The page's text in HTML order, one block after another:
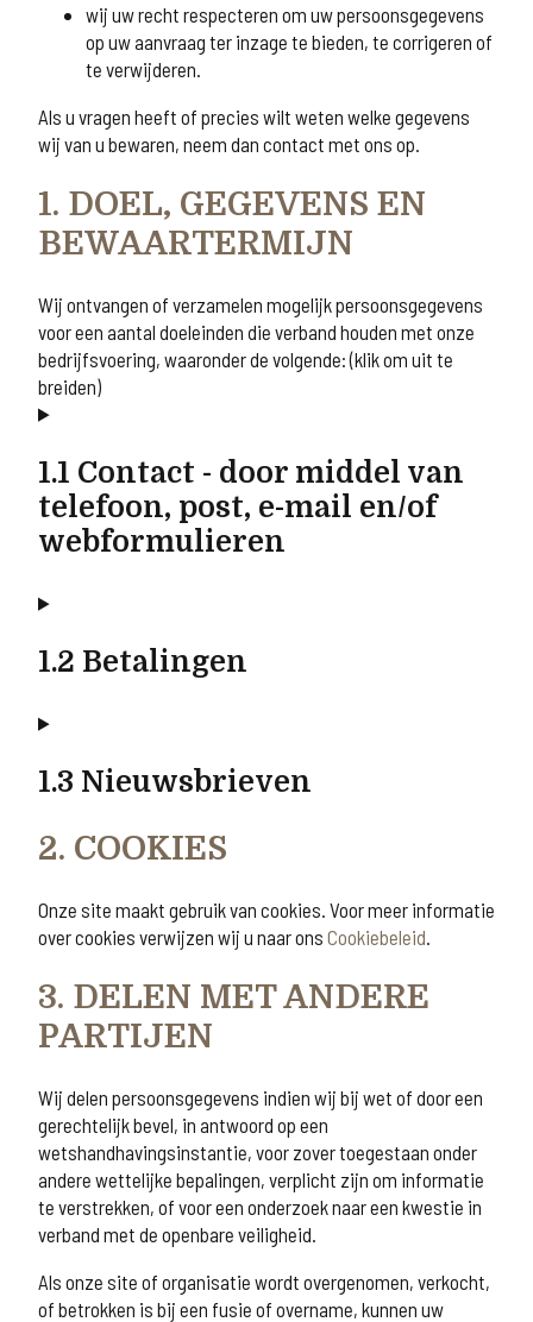
wij uw recht respecteren om uw persoonsgegevens
op uw aanvraag ter inzage te bieden, te corrigeren of
te verwijderen.
Als u vragen heeft of precies wilt weten welke gegevens
wij van u bewaren, neem dan contact met ons op.
1. DOEL, GEGEVENS EN
BEWAARTERMIJN
Wij ontvangen of verzamelen mogelijk persoonsgegevens
voor een aantal doeleinden die verband houden met onze
bedrijfsvoering, waaronder de volgende: (klik om uit te
breiden)
1.1 Contact - door middel van
telefoon, post, e-mail en/of
webformulieren
1.2 Betalingen
1.3 Nieuwsbrieven
2. COOKIES
Onze site maakt gebruik van cookies. Voor meer informatie
over cookies verwijzen wij u naar ons Cookiebeleid
3. DELEN MET ANDERE
PARTIJEN
Wij delen persoonsgegevens indien wij bij wet of door een
gerechtelijk bevel, in antwoord op een
wetshandhavingsinstantie, voor zover toegestaan onder
andere wettelijke bepalingen, verplicht zijn om informatie
te verstrekken, of voor een onderzoek naar een kwestie in
verband met de openbare veiligheid.
Als onze site of organisatie wordt overgenomen, verkocht,
of betrokken is bij een fusie of overname, kunnen uw